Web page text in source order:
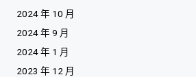
2024 年 10 月
2024 年 9 月
2024 年 1 月
2023 年 12 月